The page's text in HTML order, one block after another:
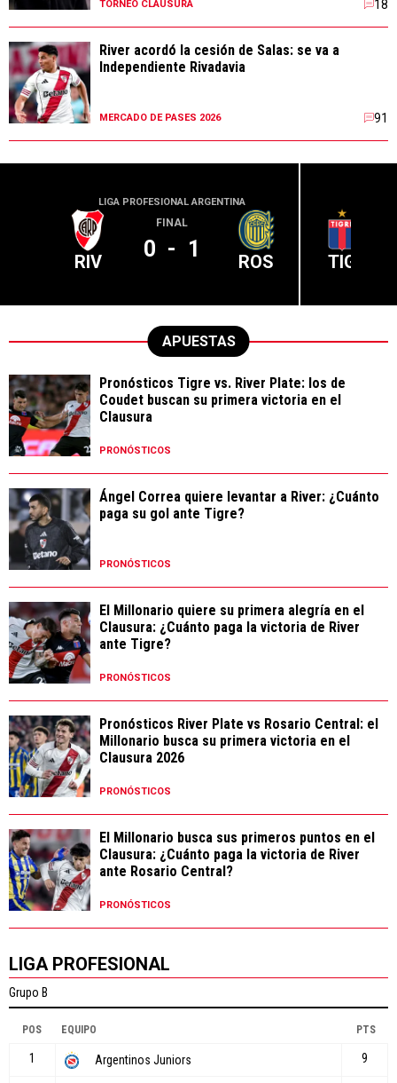
TORNEO CLAUSURA 18
River acordó la cesión de Salas: se va a
Independiente Rivadavia
MERCADO DE PASES 2026 91
LIGA PROFESIONAL ARGENTINA
RIV
FINAL
0 - 1 ROS TIG
APUESTAS
Pronósticos Tigre vs. River Plate: los de
Coudet buscan su primera victoria en el
Clausura
PRONÓSTICOS
Ángel Correa quiere levantar a River: ¿Cuánto
paga su gol ante Tigre?
PRONÓSTICOS
El Millonario quiere su primera alegría en el
Clausura: ¿Cuánto paga la victoria de River
ante Tigre?
PRONÓSTICOS
Pronósticos River Plate vs Rosario Central: el
Millonario busca su primera victoria en el
Clausura 2026
PRONÓSTICOS
El Millonario busca sus primeros puntos en el
Clausura: ¿Cuánto paga la victoria de River
ante Rosario Central?
PRONÓSTICOS
LIGA PROFESIONAL